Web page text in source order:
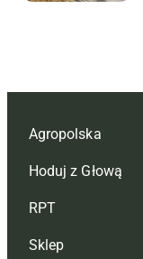
Agropolska
Redakcja
Reklama
Tagi
Hoduj z Głową
Hoduj z głową bydło
Hoduj z głową świnie
RPT
Redakcja
Sklep